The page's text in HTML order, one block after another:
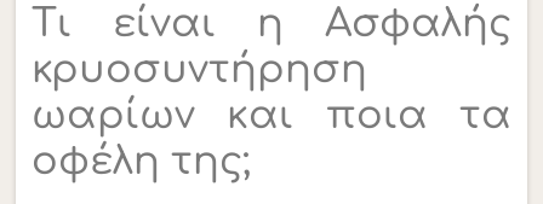
Τι είναι η Ασφαλής
κρυοσυντήρηση
ωαρίων και ποια τα
οφέλη της;